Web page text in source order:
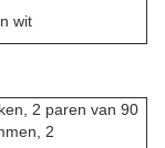
wit
2 paren van 90
2